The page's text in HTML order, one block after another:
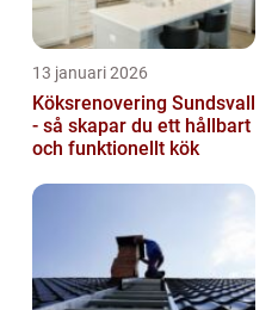
13 januari 2026
Köksrenovering Sundsvall
- så skapar du ett hållbart
och funktionellt kök